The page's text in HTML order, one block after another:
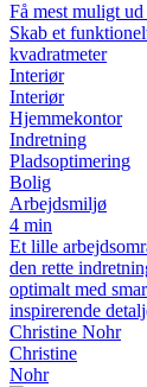
Få mest muligt
Skab et
kvadratmeter
Interiør
Interiør
Hjemmekontor
Indretning
Pladsoptimering
Bolig
Arbejdsmiljø
4 min
Et lille
den rette
optimalt med
inspirerende
Christine Nohr
Christine
Nohr